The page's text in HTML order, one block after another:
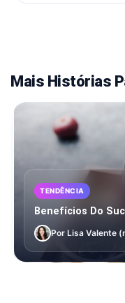
Mais Histórias
TENDÊNCIA
Benefícios Do
Por Lisa Valente